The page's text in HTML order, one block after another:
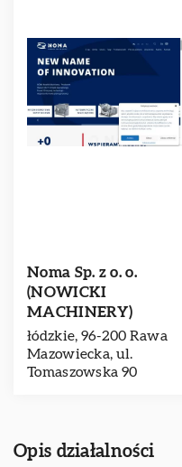
Noma Sp. z o. o.
(NOWICKI
MACHINERY)
łódzkie, 96-200 Rawa
Mazowiecka, ul.
Tomaszowska 90
Opis działalności